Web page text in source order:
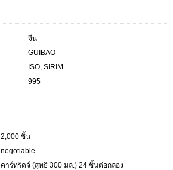
จีน
GUIBAO
ISO, SIRIM
995
2,000 ชิ้น
negotiable
คาร์ทริดจ์ (สุทธิ 300 มล.) 24 ชิ้นต่อกล่อง